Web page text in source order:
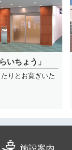
いちょう」
りとお寛ぎいた